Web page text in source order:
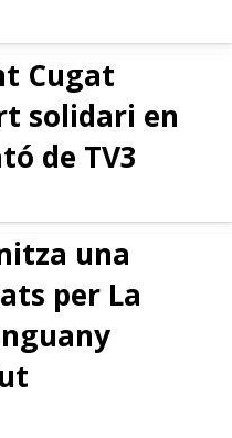
Cugat
solidari en
de TV3
una
per La